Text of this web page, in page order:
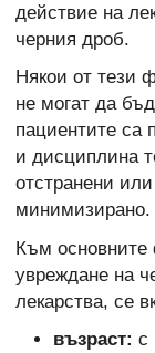
действие на
черния дроб.
Някои от тези
не могат да
пациентите са
и дисциплина
отстранени
минимизирано.
Към основните
увреждане на
лекарства, се
възраст: с